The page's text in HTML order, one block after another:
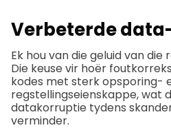
Verbeterde
Ek hou van die geluid van die
Die keuse vir hoër
kodes met sterk opsporing-
regstellingseienskappe, wat
datakorruptie tydens
verminder.